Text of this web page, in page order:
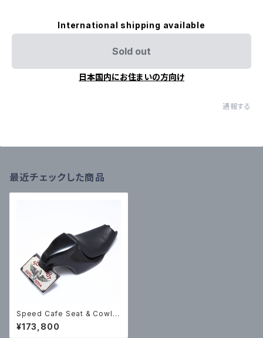
International shipping available
Sold out
日本国内にお住まいの方向け
通報する
最近チェックした商品
Speed Cafe Seat & Cowl S
et(FRP finished in black g
el coat)
¥173,800